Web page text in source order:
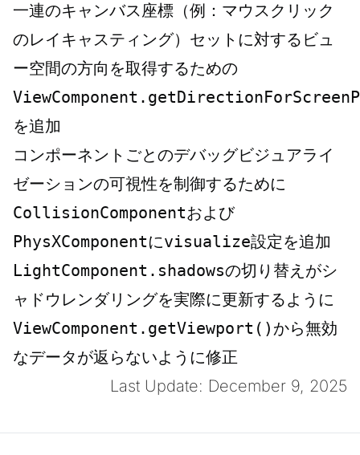
一連のキャンバス座標（例：マウスクリック
のレイキャスティング）セットに対するビュ
ー空間の方向を取得するための
を追加
コンポーネントごとのデバッグビジュアライ
ゼーションの可視性を制御するために
CollisionComponentおよび
PhysXComponentにvisualize設定を追加
LightComponent.shadowsの切り替えがシ
ャドウレンダリングを実際に更新するように
ViewComponent.getViewport() から無効
なデータが返らないように修正
Last Update: December 9, 2025